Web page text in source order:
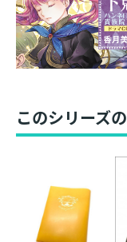
このシリーズ